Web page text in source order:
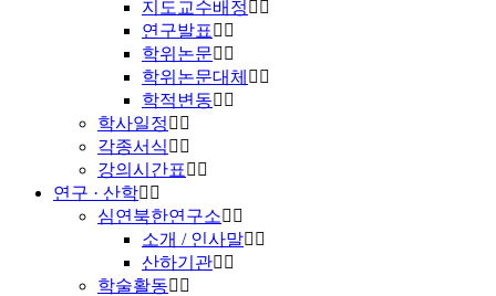
지도교수배정
연구발표
학위논문
학위논문대체
학적변동
학사일정
각종서식
강의시간표
연구 · 산학
심연북한연구소
소개 / 인사말
산하기관
학술활동